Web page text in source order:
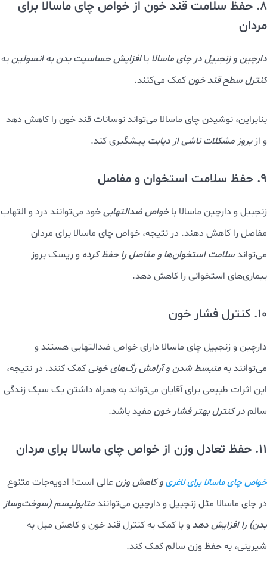
8. حفظ سلامت قند خون از خواص چای ماسالا برای
مردان
دارچین و زنجبیل در چای ماسالا باافزایش حساسیت بدن به انسولینبه
کنترل سطح قند خونکمک می‌کنند.
بنابراین، نوشیدن چای ماسالا می‌تواند نوسانات قند خون را کاهش دهد
و ازبروز مشکلات ناشی از دیابت پیشگیری کند.
9. حفظ سلامت استخوان و مفاصل
زنجبیل و دارچین ماسالا باخواص ضدالتهابیخود می‌توانند درد و التهاب
مفاصل را کاهش دهند. در نتیجه، خواص چای ماسالا برای مردان
می‌تواندسلامت استخوان‌ها و مفاصل را حفظ کرده و ریسک بروز
بیماری‌های استخوانی را کاهش دهد.
10. کنترل فشار خون
دارچین و زنجبیل چای ماسالا دارای خواص ضدالتهابی هستند و
می‌توانند بهمنبسط شدن و آرامش رگ‌های خونیکمک کنند. در نتیجه،
این اثرات طبیعی برای آقایان می‌تواند به همراه داشتن یک سبک زندگی
سالمدر کنترل بهتر فشار خون مفید باشد.
11. حفظ تعادل وزن از خواص چای ماسالا برای مردان
خواص چای ماسالا برای لاغریو کاهش وزنعالی است! ادویه‌جات متنوع
در چای ماسالا مثل زنجبیل و دارچین می‌توانندمتابولیسم (سوخت‌وساز
بدن) را افزایش دهد و با کمک به کنترل قند خون و کاهش میل به
شیرینی، به حفظ وزن سالم کمک کند.